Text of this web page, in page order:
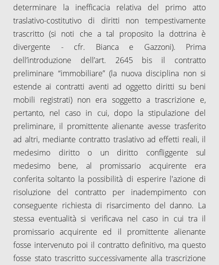
determinare la inefficacia relativa del primo atto
traslativo-costitutivo di diritti non tempestivamente
trascritto (si noti che a tal proposito la dottrina è
divergente - cfr. Bianca e Gazzoni). Prima
dell’introduzione dell’art. 2645 bis il contratto
preliminare “immobiliare” (la nuova disciplina non si
estende ai contratti aventi ad oggetto diritti su beni
mobili registrati) non era soggetto a trascrizione e,
pertanto, nel caso in cui, dopo la stipulazione del
preliminare, il promittente alienante avesse trasferito
ad altri, mediante contratto traslativo ad effetti reali, il
medesimo diritto o un diritto confliggente sul
medesimo bene, al promissario acquirente era
conferita soltanto la possibilità di esperire l'azione di
risoluzione del contratto per inadempimento con
conseguente richiesta di risarcimento del danno. La
stessa eventualità si verificava nel caso in cui tra il
promissario acquirente ed il promittente alienante
fosse intervenuto poi il contratto definitivo, ma questo
fosse stato trascritto successivamente alla trascrizione